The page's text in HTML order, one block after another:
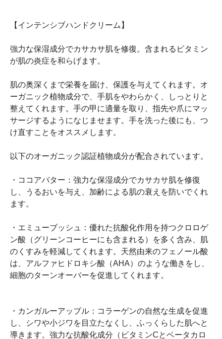
【インテンシブハンドクリーム】
強力な保湿成分でカサカサ肌を修復。含まれるビタミン
が肌の炎症を和らげます。
肌の奥深くまで栄養を届け、保護を与えてくれます。オ
ーガニック植物成分で、手肌をやわらかく、しっとりと
整えてくれます。手の甲に適量を取り、指先や爪にマッ
サージするようになじませます。手を洗った後にも、つ
け直すことをオススメします。
以下のオーガニック認証植物成分が配合されています。
・ココアバター：強力な保湿成分でカサカサ肌を修復
し、うるおいを与え、加齢による肌の衰えを防いでくれ
ます。
・エミューブッシュ：優れた抗酸化作用を持つクロロゲ
ン酸（グリーンコーヒーにも含まれる）を多く含み、肌
のくすみを軽減してくれます。天然由来のフェノール酸
は、アルファヒドロキシ酸（AHA）のような働きをし、
細胞のターンオーバーを促進してくれます。
・カンガルーアップル：コラーゲンの自然な生成を促進
し、シワや小ジワを目立たなくし、ふっくらした肌へと
導きます。強力な抗酸化成分（ビタミンCとベータカロ